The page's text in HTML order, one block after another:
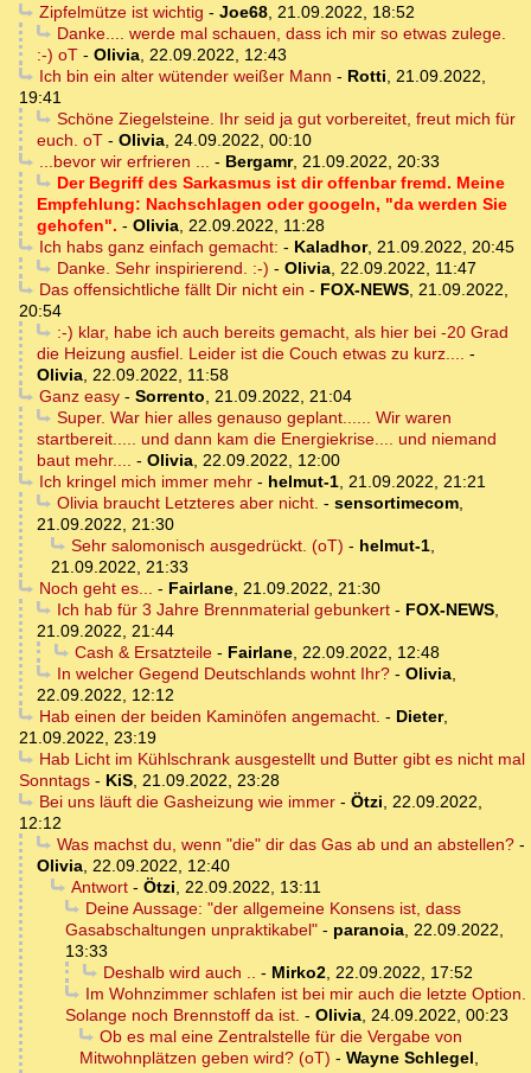
Zipfelmütze ist wichtig - Joe68, 21.09.2022, 18:52
Danke.... werde mal schauen, dass ich mir so etwas zulege.
:-) oT - Olivia, 22.09.2022, 12:43
Ich bin ein alter wütender weißer Mann - Rotti, 21.09.2022,
19:41
Schöne Ziegelsteine. Ihr seid ja gut vorbereitet, freut mich für
euch. oT - Olivia, 24.09.2022, 00:10
...bevor wir erfrieren ... - Bergamr, 21.09.2022, 20:33
Der Begriff des Sarkasmus ist dir offenbar fremd. Meine
Empfehlung: Nachschlagen oder googeln, "da werden Sie
gehofen". - Olivia, 22.09.2022, 11:28
Ich habs ganz einfach gemacht: - Kaladhor, 21.09.2022, 20:45
Danke. Sehr inspirierend. :-) - Olivia, 22.09.2022, 11:47
Das offensichtliche fällt Dir nicht ein - FOX-NEWS, 21.09.2022,
20:54
:-) klar, habe ich auch bereits gemacht, als hier bei -20 Grad
die Heizung ausfiel. Leider ist die Couch etwas zu kurz.... -
Olivia, 22.09.2022, 11:58
Ganz easy- Sorrento, 21.09.2022, 21:04
Super. War hier alles genauso geplant...... Wir waren
startbereit..... und dann kam die Energiekrise.... und niemand
baut mehr.... - Olivia, 22.09.2022, 12:00
Ich kringel mich immer mehr- helmut-1, 21.09.2022, 21:21
Olivia braucht Letzteres aber nicht. - sensortimecom,
21.09.2022, 21:30
Sehr salomonisch ausgedrückt. (oT) - helmut-1,
21.09.2022, 21:33
Noch geht es... - Fairlane, 21.09.2022, 21:30
Ich hab für 3 Jahre Brennmaterial gebunkert- FOX-NEWS,
21.09.2022, 21:44
Cash & Ersatzteile- Fairlane, 22.09.2022, 12:48
In welcher Gegend Deutschlands wohnt Ihr?- Olivia,
22.09.2022, 12:12
Hab einen der beiden Kaminöfen angemacht. - Dieter,
21.09.2022, 23:19
Hab Licht im Kühlschrank ausgestellt und Butter gibt es nicht mal
Sonntags - KiS, 21.09.2022, 23:28
Bei uns läuft die Gasheizung wie immer- Ötzi, 22.09.2022,
12:12
Was machst du, wenn "die" dir das Gas ab und an abstellen?-
Olivia, 22.09.2022, 12:40
Antwort- Ötzi, 22.09.2022, 13:11
Deine Aussage: "der allgemeine Konsens ist, dass
Gasabschaltungen unpraktikabel" - paranoia, 22.09.2022,
13:33
Deshalb wird auch .. - Mirko2, 22.09.2022, 17:52
Im Wohnzimmer schlafen ist bei mir auch die letzte Option.
Solange noch Brennstoff da ist. - Olivia, 24.09.2022, 00:23
Ob es mal eine Zentralstelle für die Vergabe von
Mitwohnplätzen geben wird? (oT) - Wayne Schlegel,